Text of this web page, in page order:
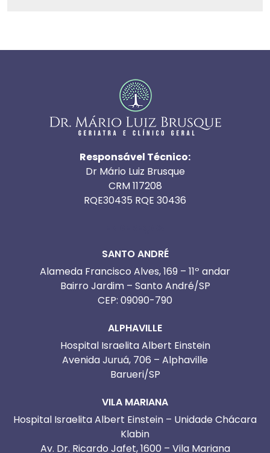
Responsável Técnico:
Dr Mário Luiz Brusque
CRM 117208
RQE30435 RQE 30436
SANTO ANDRÉ
Alameda Francisco Alves, 169 – 11º andar
Bairro Jardim – Santo André/SP
CEP: 09090-790
ALPHAVILLE
Hospital Israelita Albert Einstein
Avenida Juruá, 706 – Alphaville
Barueri/SP
VILA MARIANA
Hospital Israelita Albert Einstein – Unidade Chácara
Klabin
Av. Dr. Ricardo Jafet, 1600 – Vila Mariana